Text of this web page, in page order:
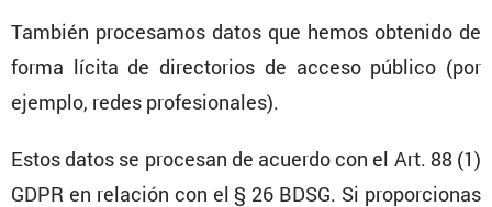
También proce­samos datos que hemos obtenido de
forma lícita de direc­to­rios de acceso público (por
ejemplo, redes profesionales).
Estos datos se procesan de acuerdo con el Art. 88 (1)
GDPR en relación con el § 26 BDSG. Si propor­cionas